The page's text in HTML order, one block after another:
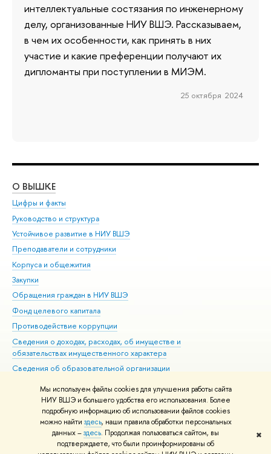
Мы используем файлы cookies для улучшения работы сайта
НИУ ВШЭ и большего удобства его использования. Более
подробную информацию об использовании файлов cookies
можно найти здесь, наши правила обработки персональных
данных –здесь. Продолжая пользоваться сайтом, вы
подтверждаете, что были проинформированы об
✖
интеллектуальные состязания по инженерному
делу, организованные НИУ ВШЭ. Рассказываем,
в чем их особенности, как принять в них
участие и какие преференции получают их
дипломанты при поступлении в МИЭМ.
25 октября 2024
О ВЫШКЕ
Цифры и факты
Руководство и структура
Устойчивое развитие в НИУ ВШЭ
Преподаватели и сотрудники
Корпуса и общежития
Закупки
Обращения граждан в НИУ ВШЭ
Фонд целевого капитала
Противодействие коррупции
Сведения о доходах, расходах, об имуществе и
обязательствах имущественного характера
Сведения об образовательной организации
Людям с ограниченными возможностями здоровья
Единая платежная страница
Работа в Вышке